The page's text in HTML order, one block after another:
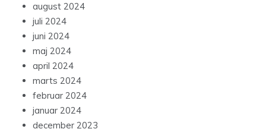
august 2024
juli 2024
juni 2024
maj 2024
april 2024
marts 2024
februar 2024
januar 2024
december 2023